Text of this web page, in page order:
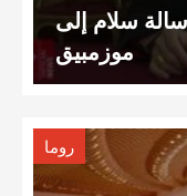
سلام إلى
موزمبيق
روما